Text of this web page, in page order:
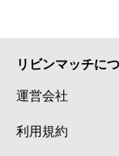
リビンマッチに
運営会社
利用規約